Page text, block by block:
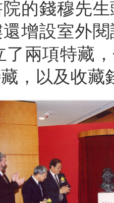
的錢穆先
增設室外
了兩項特藏
，以及收藏